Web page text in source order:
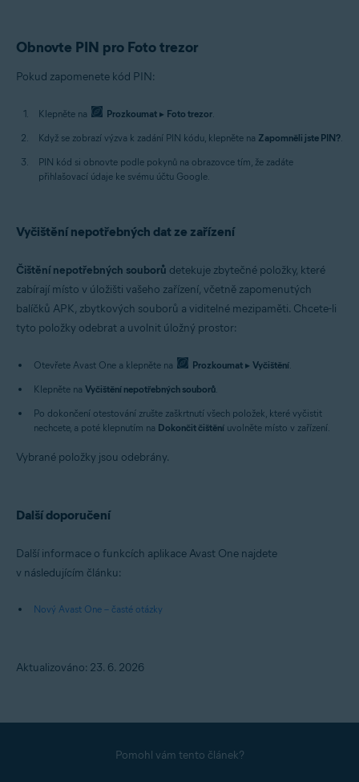
Obnovte PIN pro Foto trezor
Pokud zapomenete kód PIN:
Klepněte na Prozkoumat ▸ Foto trezor.
Když se zobrazí výzva k zadání PIN kódu, klepněte na Zapomněli jste PIN?.
PIN kód si obnovte podle pokynů na obrazovce tím, že zadáte
přihlašovací údaje ke svému účtu Google.
Vyčištění nepotřebných dat ze zařízení
Čištění nepotřebných souborů detekuje zbytečné položky, které
zabírají místo v úložišti vašeho zařízení, včetně zapomenutých
balíčků APK, zbytkových souborů a viditelné mezipaměti. Chcete-li
tyto položky odebrat a uvolnit úložný prostor:
Otevřete Avast One a klepněte na Prozkoumat ▸ Vyčištění.
Klepněte na Vyčištění nepotřebných souborů.
Po dokončení otestování zrušte zaškrtnutí všech položek, které vyčistit
nechcete, a poté klepnutím na Dokončit čištění uvolněte místo v zařízení.
Vybrané položky jsou odebrány.
Další doporučení
Další informace o funkcích aplikace Avast One najdete
v následujícím článku:
Nový Avast One – časté otázky
Aktualizováno: 23. 6. 2026
Pomohl vám tento článek?